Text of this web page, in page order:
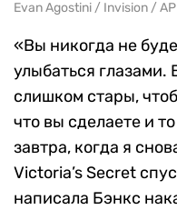
Evan Agostini / Invision / AP
«Вы никогда не
улыбаться глазами.
слишком стары,
что вы сделаете и
завтра, когда я
Victoria’s Secret
написала Бэнкс